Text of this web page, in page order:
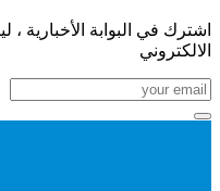
اشترك في البوابة الأخبارية ،
الالكتروني